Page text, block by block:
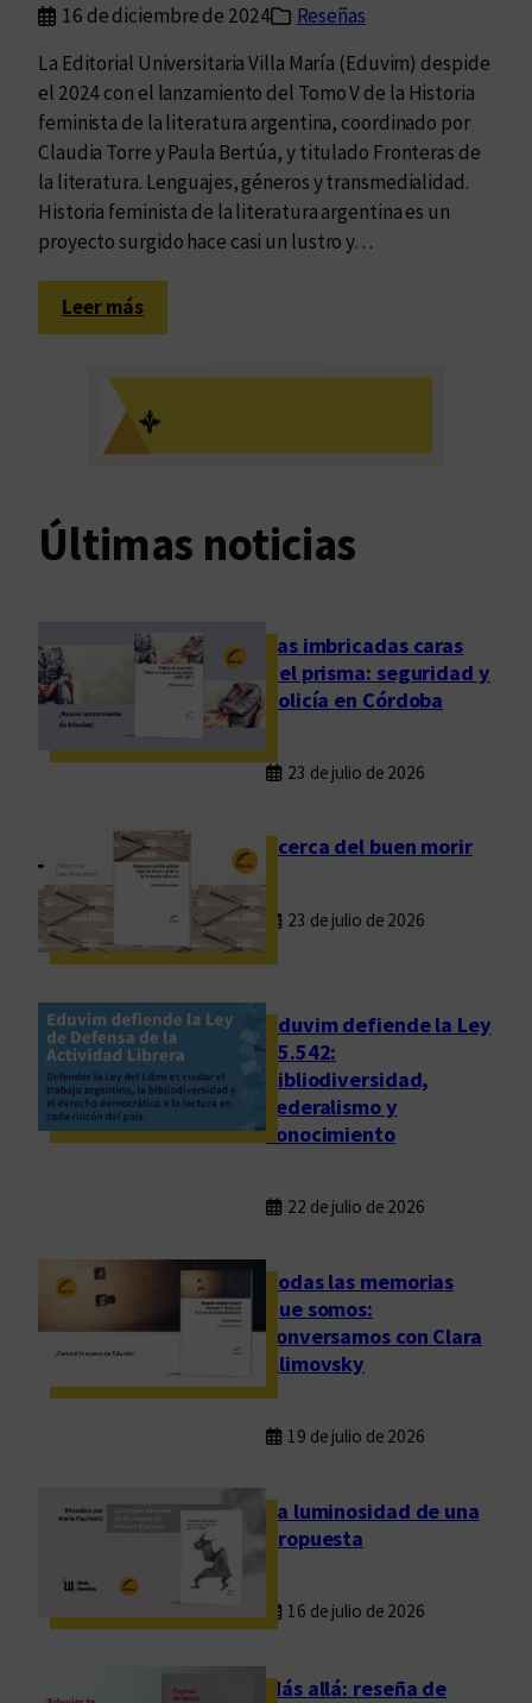
16 de diciembre de 2024
Reseñas
La Editorial Universitaria Villa María (Eduvim) despide
el 2024 con el lanzamiento del Tomo V de la Historia
feminista de la literatura argentina, coordinado por
Claudia Torre y Paula Bertúa, y titulado Fronteras de
la literatura. Lenguajes, géneros y transmedialidad.
Historia feminista de la literatura argentina es un
proyecto surgido hace casi un lustro y…
Leer más:
M
e
n
o
a
q
c
t
e
Últimas noticias
Las imbricadas caras
del prisma: seguridad y
policía en Córdoba
23 de julio de 2026
Acerca del buen morir
23 de julio de 2026
Eduvim defiende la Ley
25.542:
bibliodiversidad,
federalismo y
conocimiento
22 de julio de 2026
Todas las memorias
que somos:
conversamos con Clara
Klimovsky
19 de julio de 2026
La luminosidad de una
propuesta
16 de julio de 2026
Más allá: reseña de